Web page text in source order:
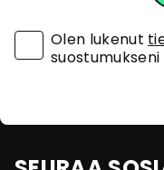
Olen lukenut